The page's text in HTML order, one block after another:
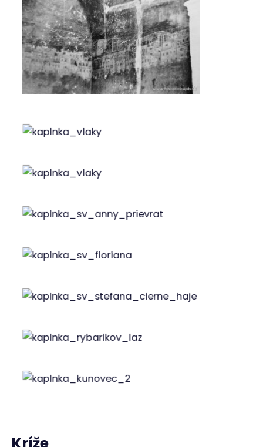
Kamenný kríž na ulici Kuzmányho pred
domom pána Štrbáka z roku 1784.
Asanovaný bol v roku 1874.
Drevený kríž na križovatke ulíc Kukučínova a
Štefánikova, vo dvore p. Gíreta
Kríž na ulici Kuzmányho
Kamenné súsošie na kalvárii
Zdroje: